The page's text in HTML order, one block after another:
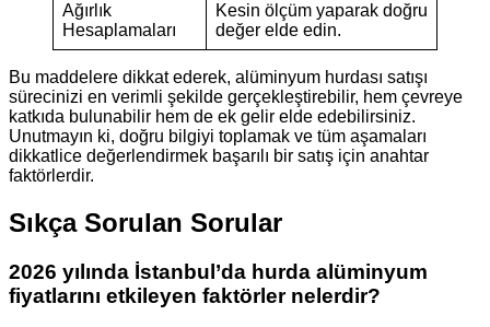
Ağırlık
Hesaplamaları
Kesin ölçüm yaparak doğru
değer elde edin.
Bu maddelere dikkat ederek, alüminyum hurdası satışı
sürecinizi en verimli şekilde gerçekleştirebilir, hem çevreye
katkıda bulunabilir hem de ek gelir elde edebilirsiniz.
Unutmayın ki, doğru bilgiyi toplamak ve tüm aşamaları
dikkatlice değerlendirmek başarılı bir satış için anahtar
faktörlerdir.
Sıkça Sorulan Sorular
2026 yılında İstanbul’da hurda alüminyum
fiyatlarını etkileyen faktörler nelerdir?